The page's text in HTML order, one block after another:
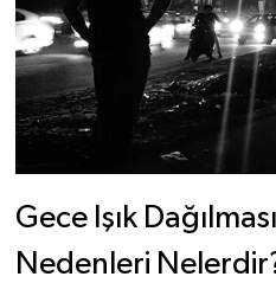
Gece Işık
Nedenleri